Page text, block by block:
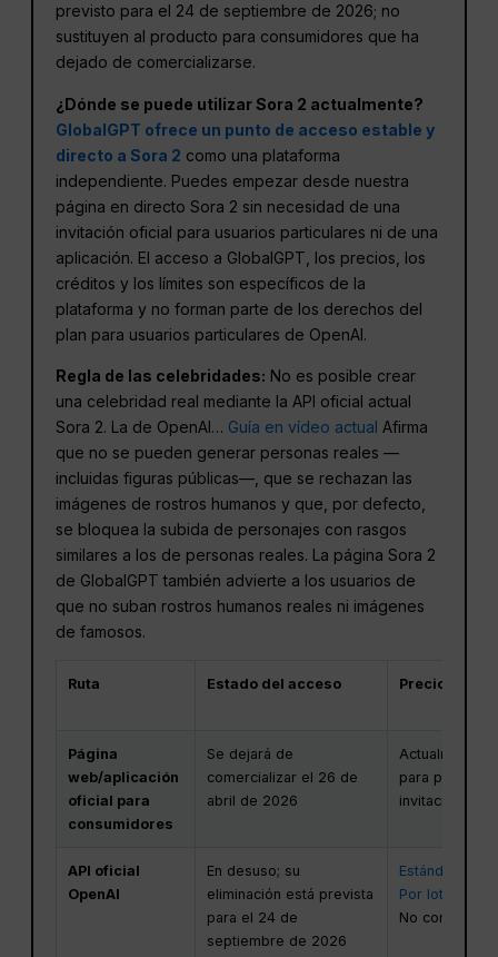
previsto para el 24 de septiembre de 2026; no
sustituyen al producto para consumidores que ha
dejado de comercializarse.
¿Dónde se puede utilizar Sora 2 actualmente?
GlobalGPT ofrece un punto de acceso estable y
directo a Sora 2 como una plataforma
independiente. Puedes empezar desde nuestra
página en directo Sora 2 sin necesidad de una
invitación oficial para usuarios particulares ni de una
aplicación. El acceso a GlobalGPT, los precios, los
créditos y los límites son específicos de la
plataforma y no forman parte de los derechos del
plan para usuarios particulares de OpenAI.
Regla de las celebridades: No es posible crear
una celebridad real mediante la API oficial actual
Sora 2. La de OpenAI… Guía en vídeo actual Afirma
que no se pueden generar personas reales —
incluidas figuras públicas—, que se rechazan las
imágenes de rostros humanos y que, por defecto,
se bloquea la subida de personajes con rasgos
similares a los de personas reales. La página Sora 2
de GlobalGPT también advierte a los usuarios de
que no suban rostros humanos reales ni imágenes
de famosos.
Ruta Estado del acceso Precio o plan
Página
web/aplicación
oficial para
consumidores
Se dejará de
comercializar el 26 de
abril de 2026
Actualmente
para
invitación ni
API oficial
OpenAI
En desuso; su
eliminación está prevista
para el 24 de
septiembre de 2026
Estándar:
Por lotes:
No